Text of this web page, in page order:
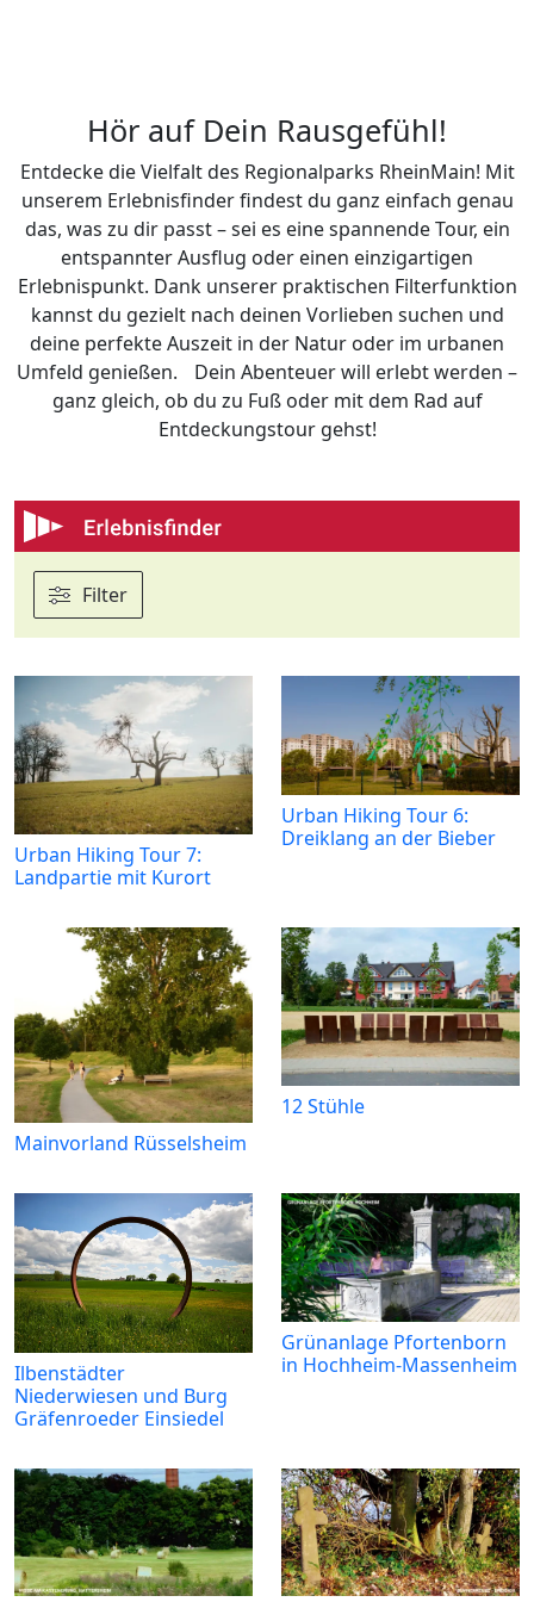
Hör auf Dein Rausgefühl!
Entdecke die Vielfalt des Regionalparks RheinMain! Mit
unserem Erlebnisfinder findest du ganz einfach genau
das, was zu dir passt – sei es eine spannende Tour, ein
entspannter Ausflug oder einen einzigartigen
Erlebnispunkt. Dank unserer praktischen Filterfunktion
kannst du gezielt nach deinen Vorlieben suchen und
deine perfekte Auszeit in der Natur oder im urbanen
Umfeld genießen. Dein Abenteuer will erlebt werden –
ganz gleich, ob du zu Fuß oder mit dem Rad auf
Entdeckungstour gehst!
Filter
Urban Hiking Tour 7:
Landpartie mit Kurort
Urban Hiking Tour 6:
Dreiklang an der Bieber
Mainvorland Rüsselsheim
12 Stühle
Ilbenstädter
Niederwiesen und Burg
Gräfenroeder Einsiedel
Grünanlage Pfortenborn
in Hochheim-Massenheim